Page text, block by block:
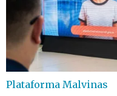
Plataforma Malvinas